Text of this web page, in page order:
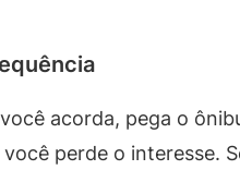
acorda, pega o
perde o interesse.